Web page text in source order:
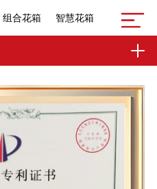
组合花箱 智慧花箱